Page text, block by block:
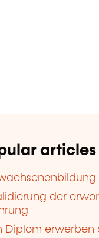
articles
der
Diplom erwerben